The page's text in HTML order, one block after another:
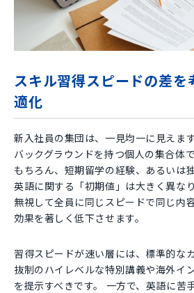
スキル習得スピードの差を
適化
新入社員の集団は、一見均一に見えま
バックグラウンドを持つ個人の集合体
もちろん、短期留学の経験、あるいは
英語に関する「初期値」は大きく異な
無視して全員に同じスピードで同じ内
効果を著しく低下させます。
習得スピードが速い層には、標準的な
抜制のハイレベルな特別講義や海外イ
を提示すべきです。 一方で、英語に苦